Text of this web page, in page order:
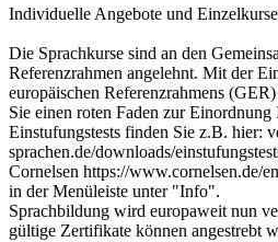
Individuelle Angebote und
Die Sprachkurse sind an den
Referenzrahmen angelehnt. Mit der
europäischen Referenzrahmens
Sie einen roten Faden zur Einordnung
Einstufungstests finden Sie z.B. hier:
sprachen.de/downloads/
Cornelsen https://www.cornelsen.de/
in der Menüleiste unter "Info".
Sprachbildung wird europaweit nun
gültige Zertifikate können angestrebt